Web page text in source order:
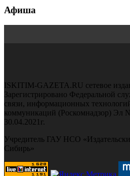
Афиша
ISKITIM-GAZETA.RU сетевое
Зарегистрировано Федеральной
связи, информационных
коммуникаций (Роскомнадзор) Эл
30.04.2021г.
Учредитель ГАУ НСО
Сибирь»